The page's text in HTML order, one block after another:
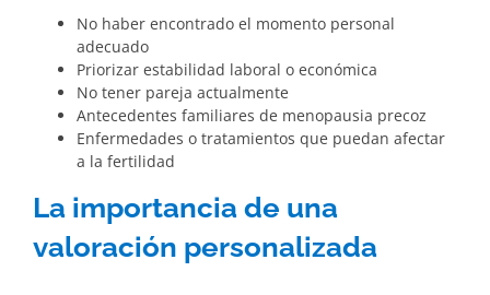
No haber encontrado el momento personal
adecuado
Priorizar estabilidad laboral o económica
No tener pareja actualmente
Antecedentes familiares de menopausia precoz
Enfermedades o tratamientos que puedan afectar
a la fertilidad
La importancia de una
valoración personalizada